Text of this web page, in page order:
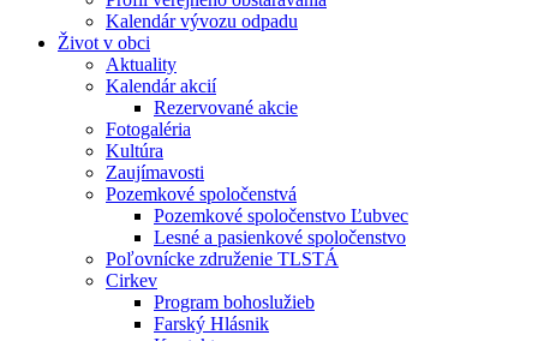
Kalendár vývozu odpadu
Život v obci
Aktuality
Kalendár akcií
Rezervované akcie
Fotogaléria
Kultúra
Zaujímavosti
Pozemkové spoločenstvá
Pozemkové spoločenstvo Ľubvec
Lesné a pasienkové spoločenstvo
Poľovnícke združenie TLSTÁ
Cirkev
Program bohoslužieb
Farský Hlásnik